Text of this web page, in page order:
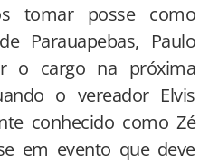
tomar posse como
Parauapebas, Paulo
o cargo na próxima
o vereador Elvis
conhecido como Zé
em evento que deve